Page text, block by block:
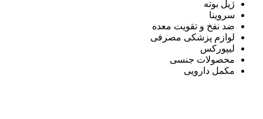
ژیل بوته
سروینا
ضد نفخ و تقویت معده
لوازم پزشکی مصرفی
لیپورکس
محصولات جنسی
مکمل دارویی